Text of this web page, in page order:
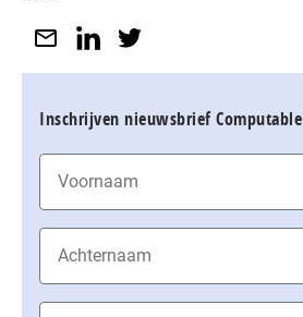
Inschrijven nieuwsbrief Computable